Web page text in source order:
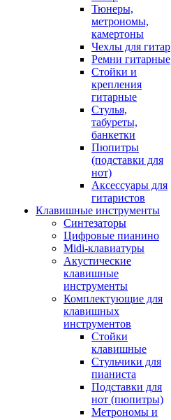
Тюнеры,
метрономы,
камертоны
Чехлы для гитар
Ремни гитарные
Стойки и
крепления
гитарные
Стулья,
табуреты,
банкетки
Пюпитры
(подставки для
нот)
Аксессуары для
гитаристов
Клавишные инструменты
Синтезаторы
Цифровые пианино
Midi-клавиатуры
Акустические
клавишные
инструменты
Комплектующие для
клавишных
инструментов
Стойки
клавишные
Стульчики для
пианиста
Подставки для
нот (пюпитры)
Метрономы и